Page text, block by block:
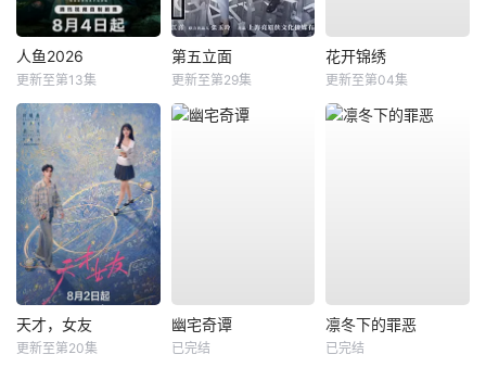
人鱼2026
更新至第13集
第五立面
更新至第29集
花开锦绣
更新至第04集
天才，女友
更新至第20集
幽宅奇谭
已完结
凛冬下的罪恶
已完结